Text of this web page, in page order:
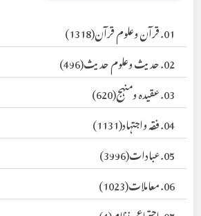
01. قرآن وعلوم قرآن
(1318)
02. حدیث وعلوم حدیث
(496)
03. عقیدہ ومنہج
(620)
04. فقہ واجتہاد
(1131)
05. عبادات
(3996)
06. معاملات
(1023)